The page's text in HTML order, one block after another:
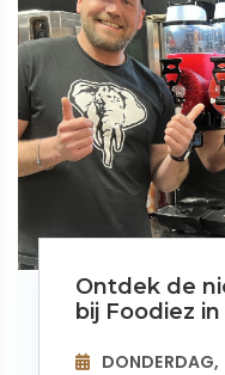
Ontdek de
bij Foodiez